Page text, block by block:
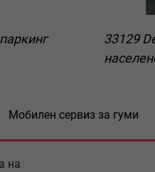
33129
Мобилен сервиз за гуми
на